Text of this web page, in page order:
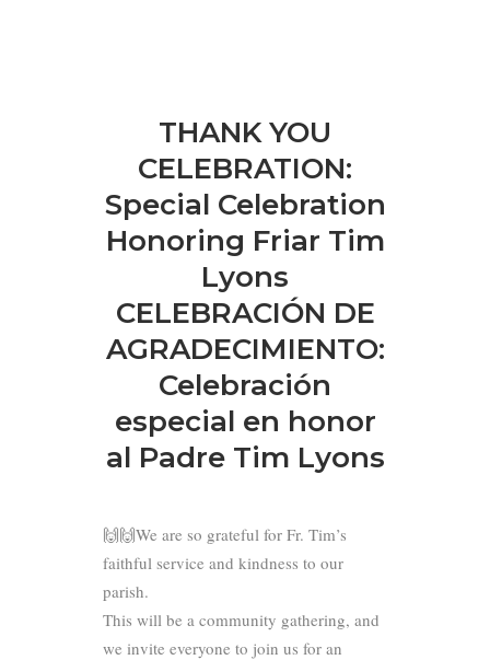
THANK YOU
CELEBRATION:
Special Celebration
Honoring Friar Tim
Lyons
CELEBRACIÓN DE
AGRADECIMIENTO:
Celebración
especial en honor
al Padre Tim Lyons
🙌🙌We are so grateful for Fr. Tim’s
faithful service and kindness to our
parish.
This will be a community gathering, and
we invite everyone to join us for an